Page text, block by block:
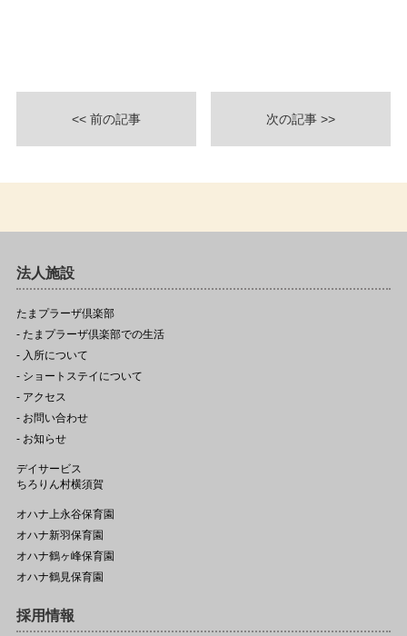
<< 前の記事 次の記事 >>
法人施設
たまプラーザ倶楽部
- たまプラーザ倶楽部での生活
- 入所について
- ショートステイについて
- アクセス
- お問い合わせ
- お知らせ
デイサービス
ちろりん村横須賀
オハナ上永谷保育園
オハナ新羽保育園
オハナ鶴ヶ峰保育園
オハナ鶴見保育園
採用情報